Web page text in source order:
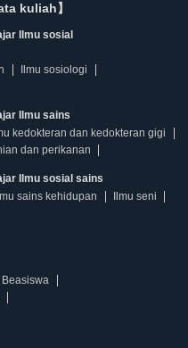
kuliah】
Ilmu sosial
Ilmu sosiologi
Ilmu sains
kedokteran dan kedokteran gigi
dan perikanan
Ilmu sosial sains
Ilmu sains kehidupan
Ilmu seni
Beasiswa